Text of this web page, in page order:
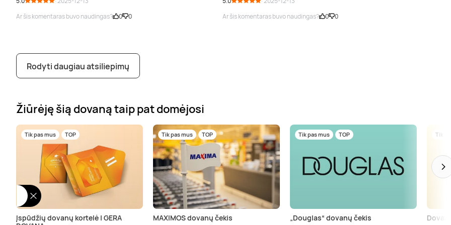
Ar šis komentaras buvo naudingas?
0 0
Ar šis komentaras buvo naudingas?
0 0
Rodyti daugiau atsiliepimų
Žiūrėję šią dovaną taip pat domėjosi
Tik pas mus TOP
Įspūdžių dovanų kortelė | GERA
Tik pas mus TOP
MAXIMOS dovanų čekis
Tik pas mus TOP
„Douglas“ dovanų čekis
Tik